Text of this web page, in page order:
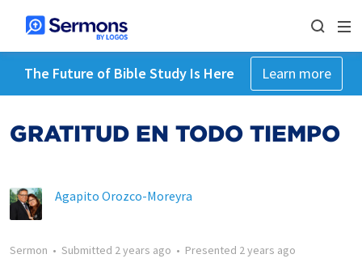
The Future of Bible Study Is Here Learn more
GRATITUD EN TODO TIEMPO
Agapito Orozco-Moreyra
Sermon • Submitted 2 years ago • Presented 2 years ago